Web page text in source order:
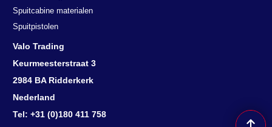
Spuitcabine materialen
Spuitpistolen
Valo Trading
Keurmeesterstraat 3
2984 BA Ridderkerk
Nederland
Tel: +31 (0)180 411 758